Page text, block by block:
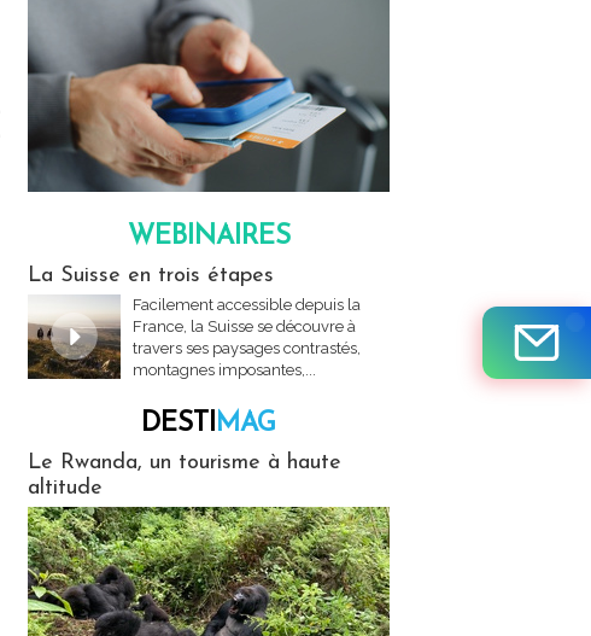
WEBINAIRES
La Suisse en trois étapes
Facilement accessible depuis la
France, la Suisse se découvre à
travers ses paysages contrastés,
montagnes imposantes,...
DESTIMAG
Le Rwanda, un tourisme à haute
altitude